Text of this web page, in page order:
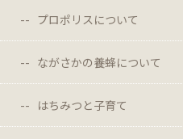
プロポリスについて
ながさかの養蜂について
はちみつと子育て